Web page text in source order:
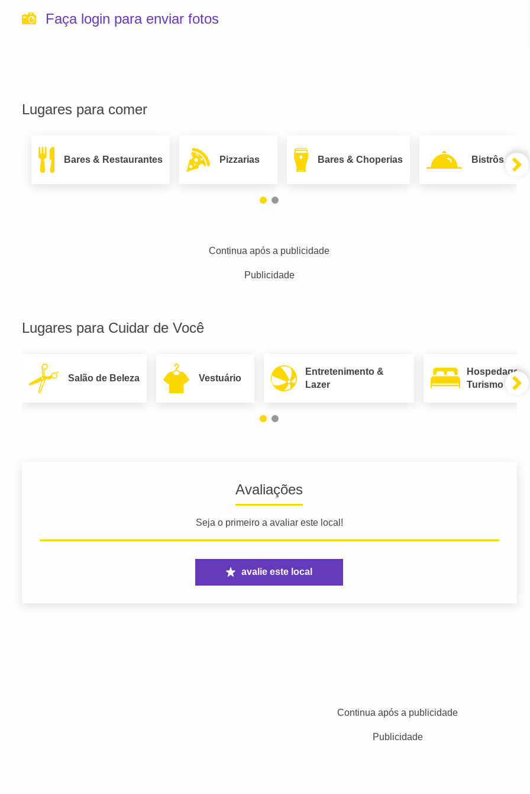
Faça login para enviar fotos
Lugares para comer
Bares & Restaurantes Pizzarias Bares & Choperias Bistrôs
Continua após a publicidade
Publicidade
Lugares para Cuidar de Você
Salão de Beleza Vestuário
Entretenimento &
Lazer
Hospedagem
Turismo
Avaliações
Seja o primeiro a avaliar este local!
avalie este local
Continua após a publicidade
Publicidade